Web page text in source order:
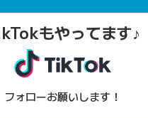
もやってます♪
フォローお願いします！